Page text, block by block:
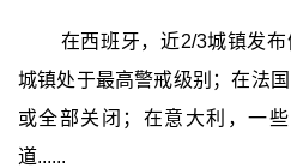
在西班牙，近2/3城镇发
城镇处于最高警戒级别；在法
或全部关闭；在意大利，一
道......